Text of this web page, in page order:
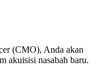
(CMO), Anda akan
akuisisi nasabah baru.